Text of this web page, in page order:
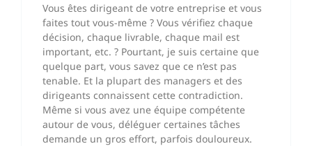
Vous êtes dirigeant de votre entreprise et vous
faites tout vous-même ? Vous vérifiez chaque
décision, chaque livrable, chaque mail est
important, etc. ? Pourtant, je suis certaine que
quelque part, vous savez que ce n’est pas
tenable. Et la plupart des managers et des
dirigeants connaissent cette contradiction.
Même si vous avez une équipe compétente
autour de vous, déléguer certaines tâches
demande un gros effort, parfois douloureux.